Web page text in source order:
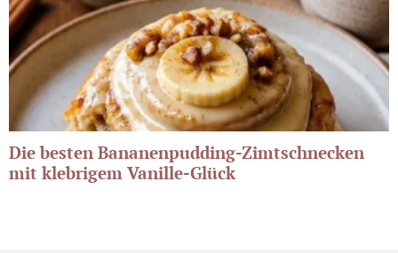
Die besten Bananenpudding-Zimtschnecken
mit klebrigem Vanille-Glück